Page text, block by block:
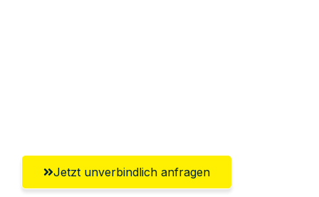
Jetzt unverbindlich anfragen